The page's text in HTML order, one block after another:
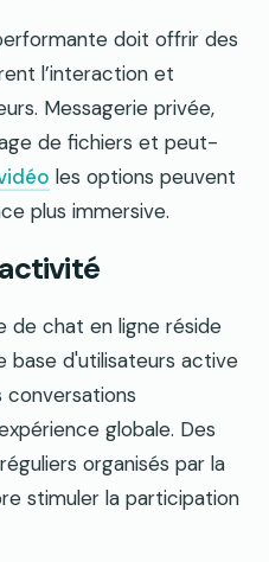
doit offrir des
l’interaction et
Messagerie privée,
de fichiers et peut-
les options peuvent
plus immersive.
de chat en ligne réside
base d'utilisateurs active
globale. Des
organisés par la
stimuler la participation